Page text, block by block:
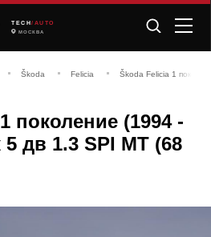
TECH /AUTO
МОСКВА
Škoda Felicia Škoda Felicia 1
поколение (1994 -
5 дв 1.3 SPI MT (68